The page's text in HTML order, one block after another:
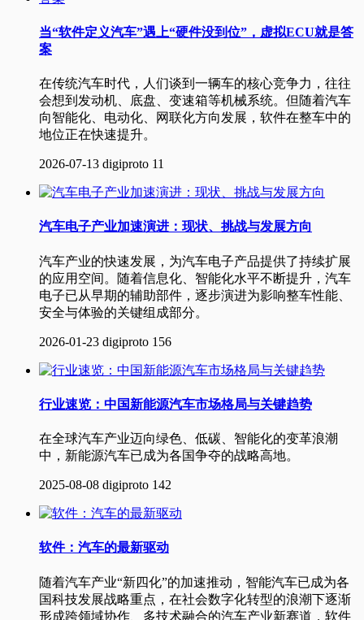
当“软件定义汽车”遇上“硬件没到位”，虚拟ECU就是答
案
在传统汽车时代，人们谈到一辆车的核心竞争力，往往
会想到发动机、底盘、变速箱等机械系统。但随着汽车
向智能化、电动化、网联化方向发展，软件在整车中的
地位正在快速提升。
2026-07-13 digiproto 11
汽车电子产业加速演进：现状、挑战与发展方向
汽车产业的快速发展，为汽车电子产品提供了持续扩展
的应用空间。随着信息化、智能化水平不断提升，汽车
电子已从早期的辅助部件，逐步演进为影响整车性能、
安全与体验的关键组成部分。
2026-01-23 digiproto 156
行业速览：中国新能源汽车市场格局与关键趋势
在全球汽车产业迈向绿色、低碳、智能化的变革浪潮
中，新能源汽车已成为各国争夺的战略高地。
2025-08-08 digiproto 142
软件：汽车的最新驱动
随着汽车产业“新四化”的加速推动，智能汽车已成为各
国科技发展战略重点，在社会数字化转型的浪潮下逐渐
形成跨领域协作、多技术融合的汽车产业新赛道，软件